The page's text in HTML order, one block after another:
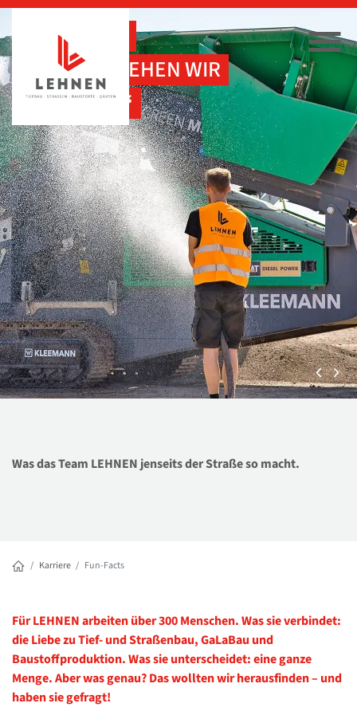
„NACH DEM
BAGGERN GEHEN WIR
EIS ESSEN.“
Was das Team LEHNEN jenseits der Straße so macht.
Karriere Fun-Facts
Für LEHNEN arbeiten über 300 Menschen. Was sie verbindet:
die Liebe zu Tief- und Straßenbau, GaLaBau und
Baustoffproduktion. Was sie unterscheidet: eine ganze
Menge. Aber was genau? Das wollten wir herausfinden – und
haben sie gefragt!